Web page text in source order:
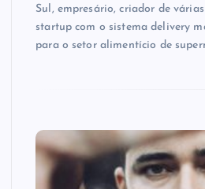
Sul, empresário, criador de
startup com o sistema delivery
para o setor alimentício de